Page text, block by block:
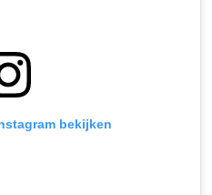
bekijken